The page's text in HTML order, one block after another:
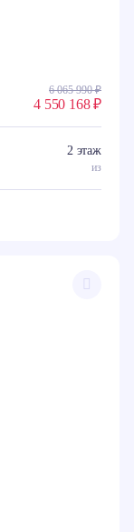
6 065 990 ₽
4 550 168 ₽
2 этаж
из